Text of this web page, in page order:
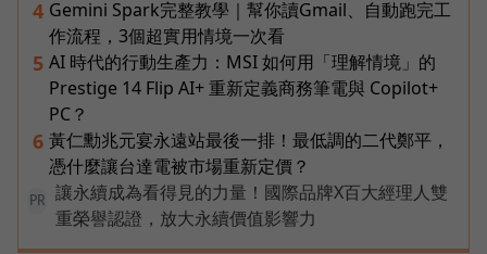
4 Gemini Spark完整教學｜幫你讀Gmail、自動跑完工
作流程，3個超實用情境一次看
5 AI 時代的行動生產力：MSI 如何用「理解情境」的
Prestige 14 Flip AI+ 重新定義商務筆電與 Copilot+
PC？
6 黃仁勳兆元宴永遠站最後一排！最低調的二代鄭平，
憑什麼讓台達電被市場重新定價？
PR
讓永續成為看得見的力量！國際品牌X百大經理人雙
重榮譽認證，放大永續價值影響力